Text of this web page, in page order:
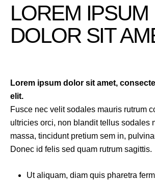
LOREM IPSUM
DOLOR SIT
Lorem ipsum dolor sit amet,
elit.
Fusce nec velit sodales mauris rutrum
ultricies orci, non blandit tellus sodales
massa, tincidunt pretium sem in,
Donec id felis sed quam rutrum sagittis.
Ut aliquam, diam quis pharetra